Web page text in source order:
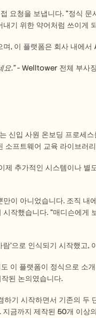
요청을 보냅니다. "정식
기 위한 약어처럼 쓰이게
, 이 플랫폼은 회사 내에
요." - Welltower 전체 부사
신입 사원 온보딩 프로세
프트웨어 교육 라이브러
제 추가적인 시스템이나
이 아니었습니다. 조직
작했습니다. "매디슨에
'으로 인식되기 시작했고,
이 플랫폼이 정식으로 소
된 논의였습니다.
기 시작하면서 기존의 두
금까지 제작된 50개 이